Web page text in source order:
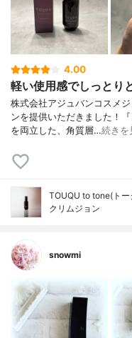
4.00
軽い使用感でしっとり
株式会社アジュバンコスメ
ンを提供いただきました！
を両立した、角質層…続きを
TOUQU to tone(トー
クリムジョン
snowmi